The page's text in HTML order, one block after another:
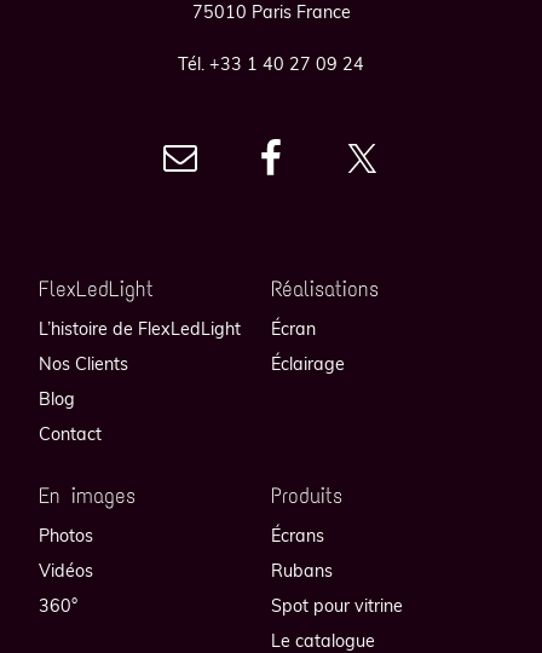
75010 Paris France
Tél. +33 1 40 27 09 24
FlexLedLight
L’histoire de FlexLedLight
Nos Clients
Blog
Contact
Réalisations
Écran
Éclairage
En images
Photos
Vidéos
360°
Produits
Écrans
Rubans
Spot pour vitrine
Le catalogue